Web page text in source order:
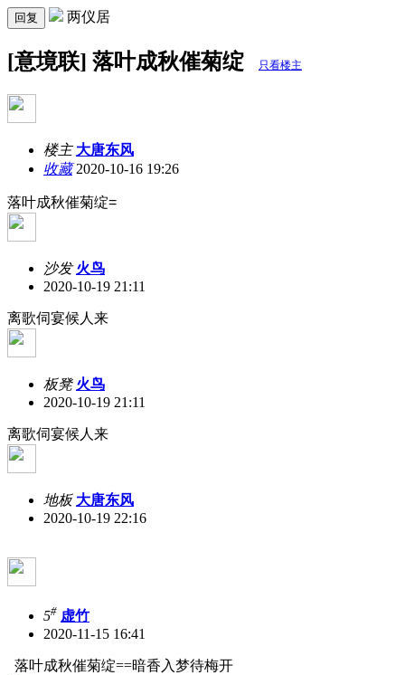
回复 两仪居
[意境联] 落叶成秋催菊绽 只看楼主
楼主 大唐东风
收藏2020-10-16 19:26
落叶成秋催菊绽=
沙发 火鸟
2020-10-19 21:11
离歌伺宴候人来
板凳 火鸟
2020-10-19 21:11
离歌伺宴候人来
地板 大唐东风
2020-10-19 22:16
5# 虚竹
2020-11-15 16:41
落叶成秋催菊绽==暗香入梦待梅开